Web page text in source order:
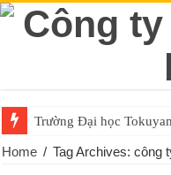
Trường Đại học
Home / Tag Archives: công